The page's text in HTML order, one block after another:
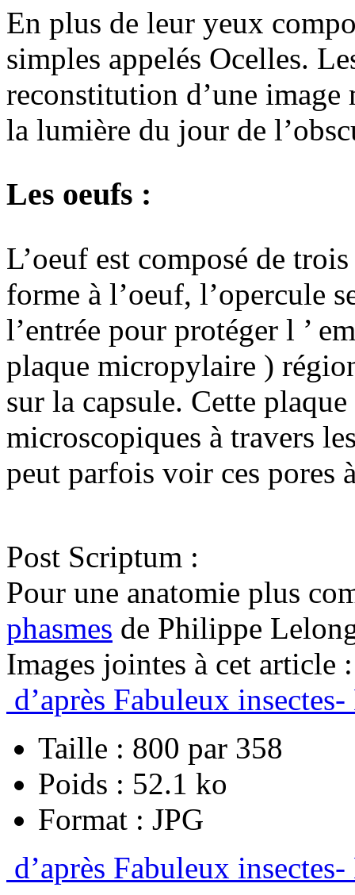
En plus de leur yeux
simples appelés Ocelles.
reconstitution d’une image
la lumière du jour de
Les oeufs :
L’oeuf est composé de
forme à l’oeuf, l’opercule
l’entrée pour protéger l ’
plaque micropylaire )
sur la capsule. Cette
microscopiques à travers
peut parfois voir ces pores
Post Scriptum :
Pour une anatomie plus
phasmes de Philippe
Images jointes à cet article :
d’après Fabuleux
Taille : 800 par 358
Poids : 52.1 ko
Format : JPG
d’après Fabuleux